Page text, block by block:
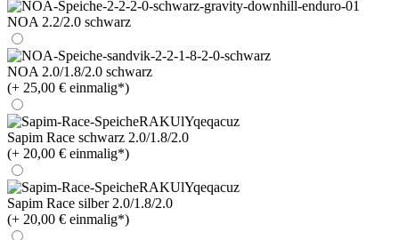
NOA 2.2/2.0 schwarz
NOA 2.0/1.8/2.0 schwarz
(+ 25,00 € einmalig*)
Sapim Race schwarz 2.0/1.8/2.0
(+ 20,00 € einmalig*)
Sapim Race silber 2.0/1.8/2.0
(+ 20,00 € einmalig*)